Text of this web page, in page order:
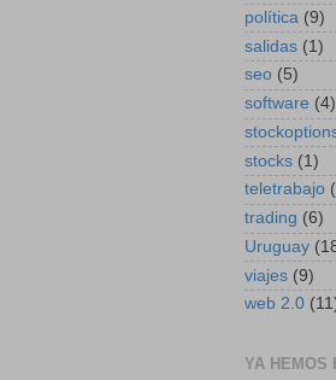
política (9)
salidas (1)
seo (5)
software (4)
stocks (1)
teletrabajo
trading (6)
Uruguay
viajes (9)
web 2.0
YA HEMOS